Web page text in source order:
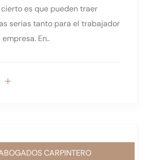
cierto es que pueden traer
serias tanto para el trabajador
En..
CARPINTERO